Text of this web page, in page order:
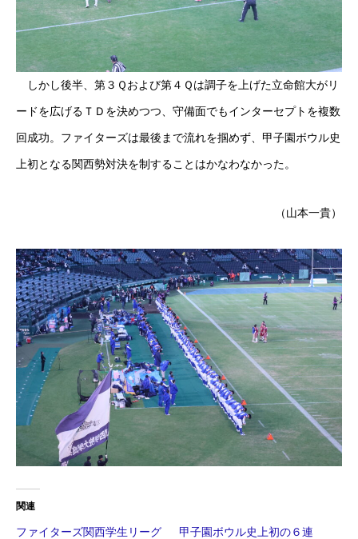
しかし後半、第３Ｑおよび第４Ｑは調子を上げた立命館大がリ
ードを広げるＴＤを決めつつ、守備面でもインターセプトを複数
回成功。ファイターズは最後まで流れを掴めず、甲子園ボウル史
上初となる関西勢対決を制することはかなわなかった。
（山本一貴）
関連
ファイターズ関西学生リーグ
甲子園ボウル史上初の６連